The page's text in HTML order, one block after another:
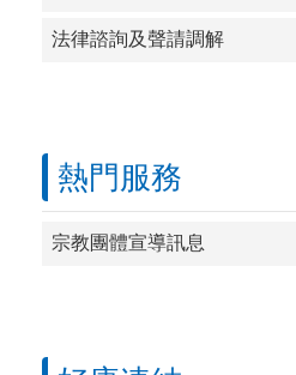
法律諮詢及聲請調解
熱門服務
宗教團體宣導訊息